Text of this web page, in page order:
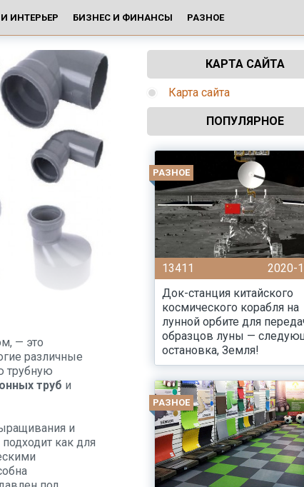
ИНТЕРЬЕР БИЗНЕС И ФИНАНСЫ РАЗНОЕ
— это
различные
трубную
труб и
и
как для
КАРТА САЙТА
Карта сайта
ПОПУЛЯРНОЕ
РАЗНОЕ
13411
2020-
Док-станция китайского
космического корабля на
лунной орбите для
образцов луны —
остановка, Земля!
РАЗНОЕ